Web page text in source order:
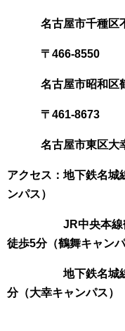
名古屋市千種区不
〒466-8550
名古屋市昭和区鶴
〒461-8673
名古屋市東区大幸
アクセス：地下鉄名城
ンパス）
JR中央本線鶴舞
徒歩5分（鶴舞キャンパ
地下鉄名城線ナ
分（大幸キャンパス）